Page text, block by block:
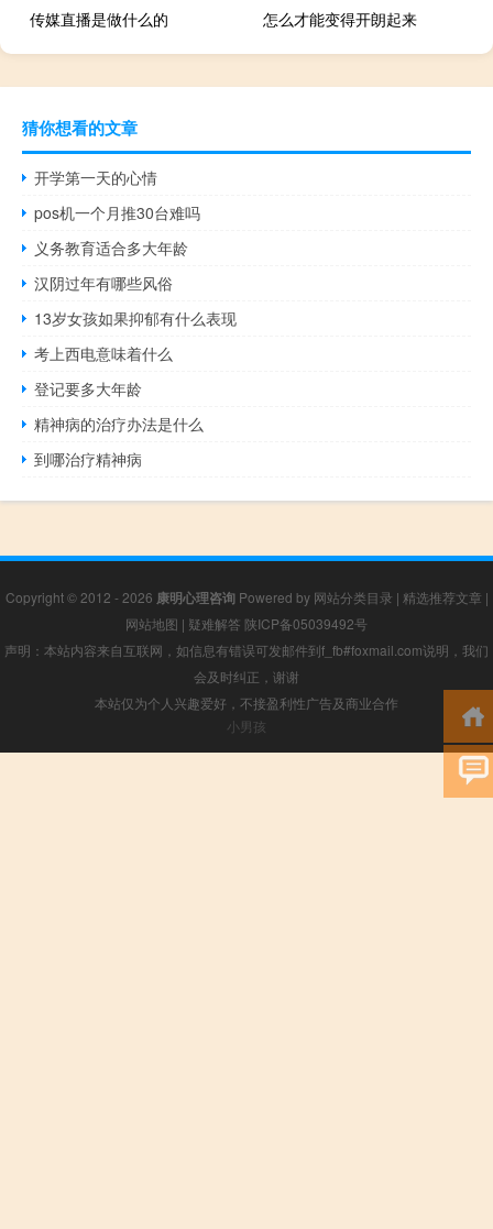
传媒直播是做什么的
怎么才能变得开朗起来
猜你想看的文章
开学第一天的心情
pos机一个月推30台难吗
义务教育适合多大年龄
汉阴过年有哪些风俗
13岁女孩如果抑郁有什么表现
考上西电意味着什么
登记要多大年龄
精神病的治疗办法是什么
到哪治疗精神病
Copyright © 2012 - 2026 康明心理咨询Powered by 网站分类目录 | 精选推荐文章 |
网站地图 | 疑难解答 陕ICP备05039492号
声明：本站内容来自互联网，如信息有错误可发邮件到f_fb#foxmail.com说明，我们
会及时纠正，谢谢
本站仅为个人兴趣爱好，不接盈利性广告及商业合作
小男孩